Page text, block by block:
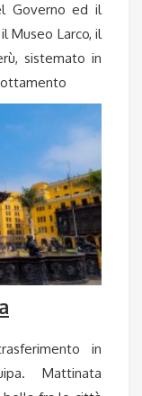
Governo ed il
Museo Larco, il
sistemato in
in
Mattinata